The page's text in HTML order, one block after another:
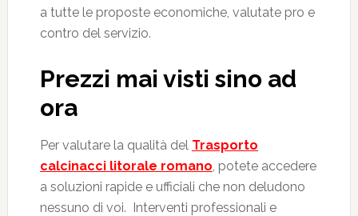
a tutte le proposte economiche, valutate pro e
contro del servizio.
Prezzi mai visti sino ad
ora
Per valutare la qualità del Trasporto
calcinacci litorale romano, potete accedere
a soluzioni rapide e ufficiali che non deludono
nessuno di voi. Interventi professionali e